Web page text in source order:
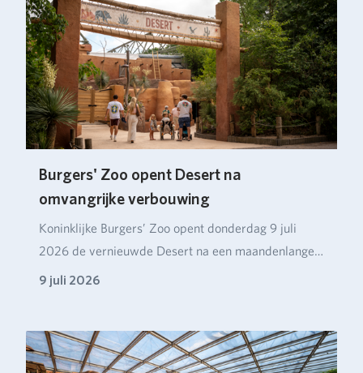
Burgers' Zoo opent Desert na
omvangrijke verbouwing
Koninklijke Burgers’ Zoo opent donderdag 9 juli
2026 de vernieuwde Desert na een maandenlange
verbou…
9 juli 2026